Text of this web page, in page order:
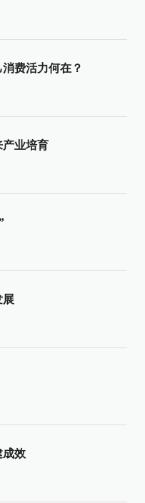
费活力何在？
产业培育
展
成效